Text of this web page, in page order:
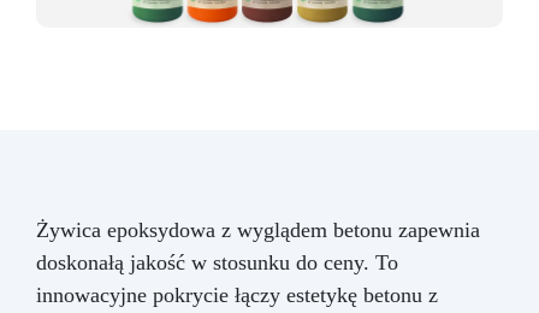
Żywica epoksydowa z wyglądem betonu zapewnia
doskonałą jakość w stosunku do ceny. To
innowacyjne pokrycie łączy estetykę betonu z